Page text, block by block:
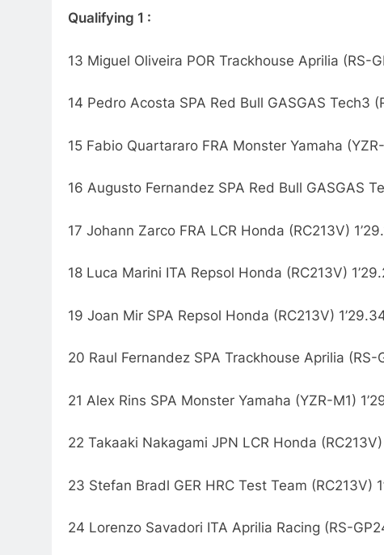
Qualifying 1 :
13 Miguel Oliveira POR Trackhouse Aprilia (RS-
14 Pedro Acosta SPA Red Bull GASGAS Tech3
15 Fabio Quartararo FRA Monster Yamaha
16 Augusto Fernandez SPA Red Bull GASGAS
17 Johann Zarco FRA LCR Honda (RC213V)
18 Luca Marini ITA Repsol Honda (RC213V)
19 Joan Mir SPA Repsol Honda (RC213V)
20 Raul Fernandez SPA Trackhouse Aprilia
21 Alex Rins SPA Monster Yamaha (YZR-M1)
22 Takaaki Nakagami JPN LCR Honda
23 Stefan Bradl GER HRC Test Team (RC213V)
24 Lorenzo Savadori ITA Aprilia Racing (RS-